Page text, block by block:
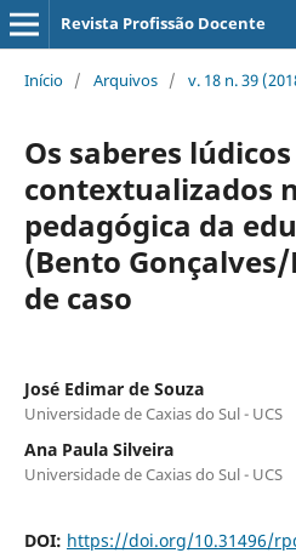
Revista Profissão Docente
Início / Arquivos / v. 18 n. 39
Os saberes lúdicos
contextualizados
pedagógica da
(Bento
de caso
José Edimar de Souza
Universidade de Caxias do Sul - UCS
Ana Paula Silveira
Universidade de Caxias do Sul - UCS
DOI: https://doi.org/10.31496/